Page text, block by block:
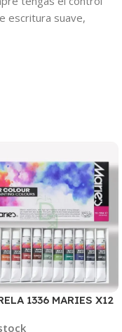
escritura suave,
1336 MARIES X12